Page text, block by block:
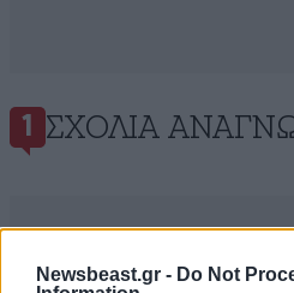
Newsbeast.gr - Do Not
1 ΣΧΌΛΙΑ